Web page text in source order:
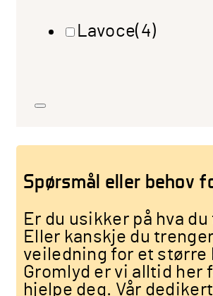
Lavoce(4)
Spørsmål eller behov
Er du usikker på hva
Eller kanskje du trenger
veiledning for et større
Gromlyd er vi alltid her
hjelpe deg. Vår